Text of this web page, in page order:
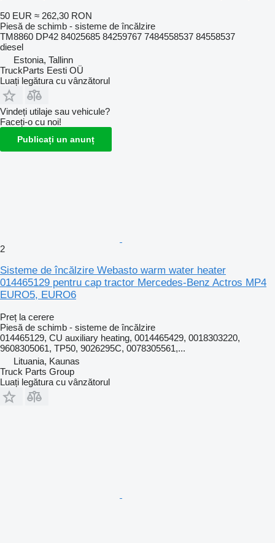
50 EUR ≈ 262,30 RON
Piesă de schimb - sisteme de încălzire
TM8860 DP42 84025685 84259767 7484558537 84558537
diesel
Estonia, Tallinn
TruckParts Eesti OÜ
Luați legătura cu vânzătorul
Vindeți utilaje sau vehicule?
Faceți-o cu noi!
Publicați un anunț
2
Sisteme de încălzire Webasto warm water heater
014465129 pentru cap tractor Mercedes-Benz Actros MP4
EURO5, EURO6
Preț la cerere
Piesă de schimb - sisteme de încălzire
014465129, CU auxiliary heating, 0014465429, 0018303220,
9608305061, TP50, 9026295C, 0078305561,...
Lituania, Kaunas
Truck Parts Group
Luați legătura cu vânzătorul